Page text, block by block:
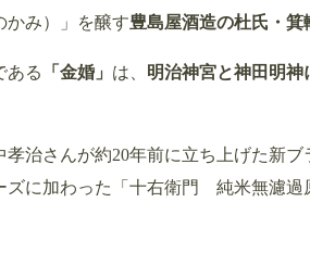
かみ）」を醸す豊島屋酒造の杜氏・箕
ある 「金婚」 は、 明治神宮と神田明
孝治さんが約20年前に立ち上げた新
ズに加わった「十右衛門 純米無濾過